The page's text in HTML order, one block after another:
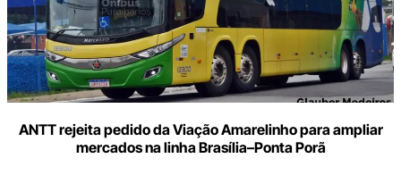
ANTT rejeita pedido da Viação Amarelinho para ampliar
mercados na linha Brasília–Ponta Porã